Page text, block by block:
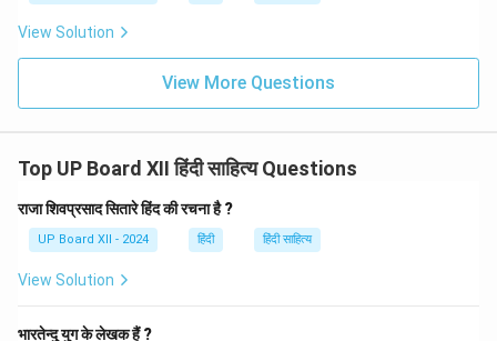
View Solution
View More Questions
Top UP Board XII हिंदी साहित्य Questions
राजा शिवप्रसाद सितारे हिंद की रचना है ?
UP Board XII - 2024 हिंदी हिंदी साहित्य
View Solution
भारतेन्दु युग के लेखक हैं ?